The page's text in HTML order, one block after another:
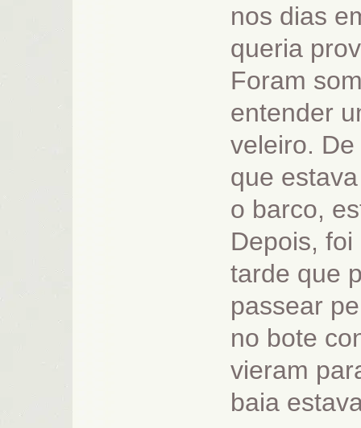
nos dias
queria
Foram
entender
veleiro.
que
o barco,
Depois,
tarde que
passear
no bote
vieram
baia